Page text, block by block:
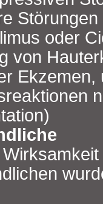
oder
von
Ekzemen,